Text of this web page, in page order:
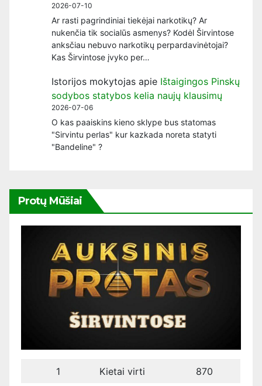
2026-07-10
Ar rasti pagrindiniai tiekėjai narkotikų? Ar
nukenčia tik socialūs asmenys? Kodėl Širvintose
anksčiau nebuvo narkotikų perpardavinėtojai?
Kas Širvintose įvyko per…
Istorijos mokytojas apie Ištaigingos Pinskų
sodybos statybos kelia naujų klausimų
2026-07-06
O kas paaiskins kieno sklype bus statomas
"Sirvintu perlas" kur kazkada noreta statyti
"Bandeline" ?
Protų Mūšiai
1 Kietai virti 870